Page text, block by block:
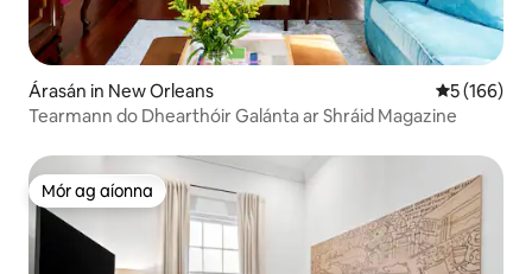
Árasán in New Orleans Meánrátáil
5 (166)
Tearmann do Dhearthóir Galánta ar Shráid Magazine
Mór ag aíonna
Mór ag aíonna